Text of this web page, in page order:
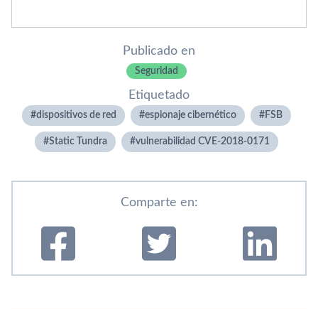
Publicado en
Seguridad
Etiquetado
dispositivos de red espionaje cibernético FSB
Static Tundra vulnerabilidad CVE-2018-0171
Comparte en: